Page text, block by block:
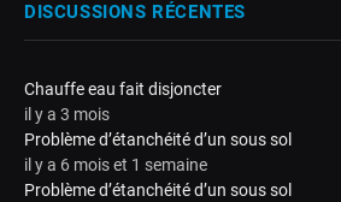
DISCUSSIONS RÉCENTES
Chauffe eau fait disjoncter
il y a 3 mois
Problème d’étanchéité d’un sous sol
il y a 6 mois et 1 semaine
Problème d’étanchéité d’un sous sol